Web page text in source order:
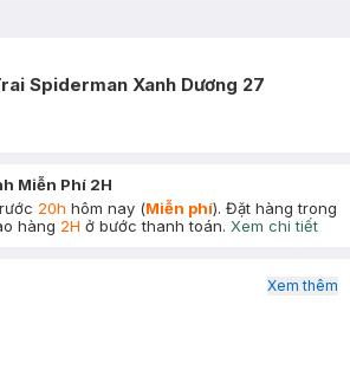
Spiderman Xanh Dương 27
Miễn Phí 2H
20h hôm nay (Miễn phí). Đặt hàng trong
hàng 2H ở bước thanh toán. Xem chi tiết
Xem thêm